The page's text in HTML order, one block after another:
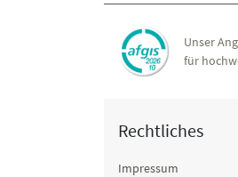
Unser
für
Rechtliches
Impressum